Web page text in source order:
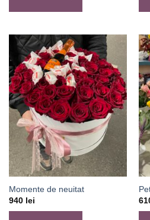
Momente de neuitat
940 lei